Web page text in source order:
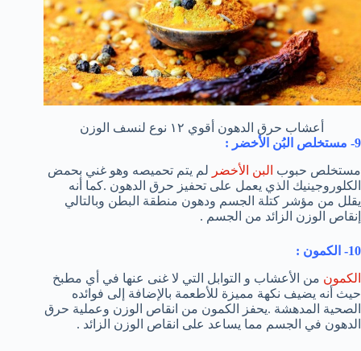
أعشاب حرق الدهون أقوي ١٢ نوع لنسف الوزن
9- مستخلص البُن الأخضر :
مستخلص حبوب البن الأخضر لم يتم تحميصه وهو غني بحمض
الكلوروجينيك الذي يعمل على تحفيز حرق الدهون .كما أنه
يقلل من مؤشر كتلة الجسم ودهون منطقة البطن وبالتالي
إنقاص الوزن الزائد من الجسم .
10- الكمون :
الكمون من الأعشاب و التوابل التي لا غنى عنها في أي مطبخ
حيث أنه يضيف نكهة مميزة للأطعمة بالإضافة إلى فوائده
الصحية المدهشة .يحفز الكمون من انقاص الوزن وعملية حرق
الدهون في الجسم مما يساعد على انقاص الوزن الزائد .